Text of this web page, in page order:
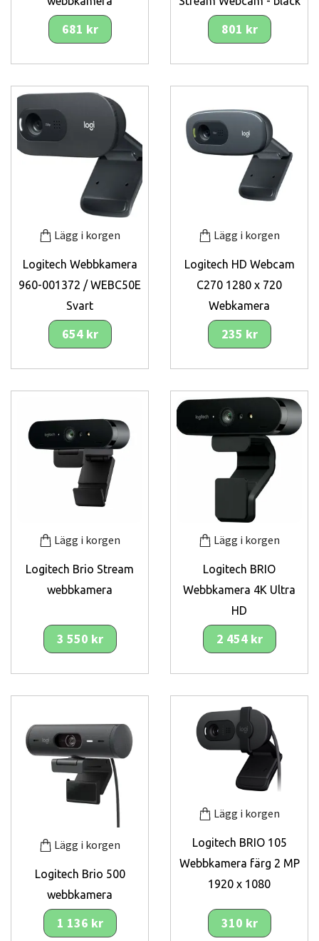
681 kr 801 kr
Lägg i korgen
Logitech Webbkamera
960-001372 / WEBC50E
Svart
654 kr
Lägg i korgen
Logitech HD Webcam
C270 1280 x 720
Webkamera
235 kr
Lägg i korgen
Logitech Brio Stream
webbkamera
3 550 kr
Lägg i korgen
Logitech BRIO
Webbkamera 4K Ultra
HD
2 454 kr
Lägg i korgen
Logitech Brio 500
webbkamera
1 136 kr
Lägg i korgen
Logitech BRIO 105
Webbkamera färg 2 MP
1920 x 1080
310 kr